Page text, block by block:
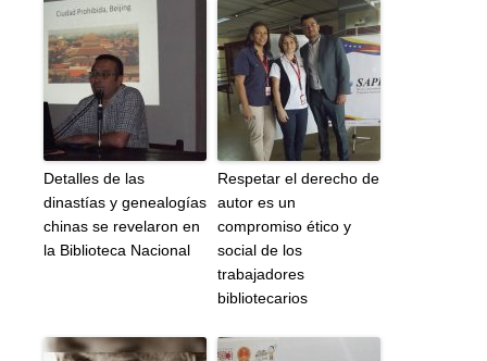
Detalles de las
dinastías y genealogías
chinas se revelaron en
la Biblioteca Nacional
Respetar el derecho de
autor es un
compromiso ético y
social de los
trabajadores
bibliotecarios